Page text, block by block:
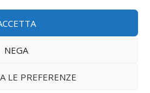
NEGA
LE PREFERENZE
|Theme:
Cookie Policy (UE)